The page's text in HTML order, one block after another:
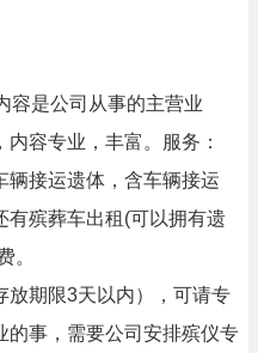
容是公司从事的主营业
容专业，丰富。服务：
辆接运遗体，含车辆接运
有殡葬车出租(可以拥有遗
。
放期限3天以内），可请专
的事，需要公司安排殡仪专